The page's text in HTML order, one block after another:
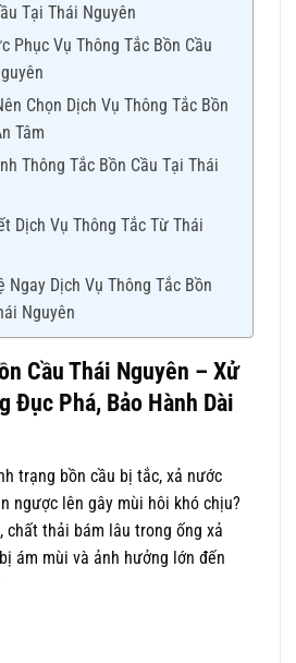
Tại Thái Nguyên
Phục Vụ Thông Tắc Bồn Cầu
Chọn Dịch Vụ Thông Tắc Bồn
Tâm
Thông Tắc Bồn Cầu Tại Thái
Dịch Vụ Thông Tắc Từ Thái
Ngay Dịch Vụ Thông Tắc Bồn
Nguyên
Cầu Thái Nguyên – Xử
Đục Phá, Bảo Hành Dài
trạng bồn cầu bị tắc, xả nước
ngược lên gây mùi hôi khó chịu?
chất thải bám lâu trong ống xả
ám mùi và ảnh hưởng lớn đến